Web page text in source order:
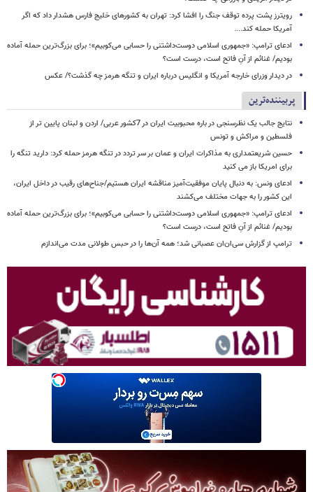
رویترز پشت پرده توقف جنگ را افشا کرد: تهران به کشورهای خلیج فارس هشدار داد که اگر
آمریکا حمله کند....
ادعای ترامپ: «جمهوری اسلامی دوست‌داشتنی را حسابی می‌کوبیم»؛ برای بزرگ‌ترین حمله آماده
بودیم/ غنائم از آنِ فاتح است، درست است؟
در دیدار وزرای خارجه آمریکا و انگلیس درباره ایران و تنگه هرمز چه گذشت؟/ عکس
پربیننده‌ترین
نتایج جالب یک نظرسنجی در باره محبوبیت ایران در 7کشور عربی/ اردن و لبنان پایین تر از
فلسطین و مراکش و تونس
حسین شریعتمداری به مذاکرات ایران و عمان بر سر تردد در تنگه هرمز حمله کرد: دارید تنگه را
برای امریکا باز می کنید
ادعای ونس: به دنبال پایان موفقیت‌آمیز مناقشه ایران هستیم/جناح‌های رقیب در داخل ایران،
این کشور را به جهات مختلف می‌کشند
ادعای ترامپ: «جمهوری اسلامی دوست‌داشتنی را حسابی می‌کوبیم»؛ برای بزرگ‌ترین حمله آماده
بودیم/ غنائم از آنِ فاتح است، درست است؟
ترامپ از گزارش سی‌ان‌ان عصبانی شد؛ همه آن‌ها را در حبس طولانی مدت می‌اندازم